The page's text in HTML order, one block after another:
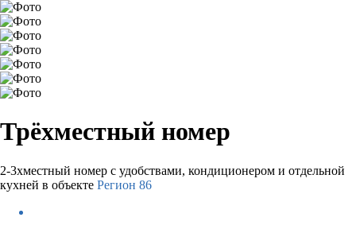
Трёхместный номер
2-3хместный номер с удобствами, кондиционером и отдельной
кухней в объекте Регион 86